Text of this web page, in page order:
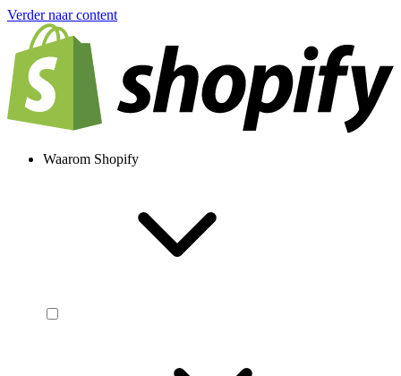
Verder naar content
Waarom Shopify